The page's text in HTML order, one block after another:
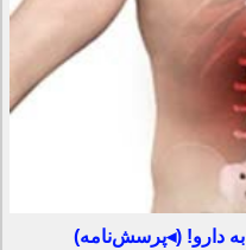
به دارو! (◂پرسش‌نامه)